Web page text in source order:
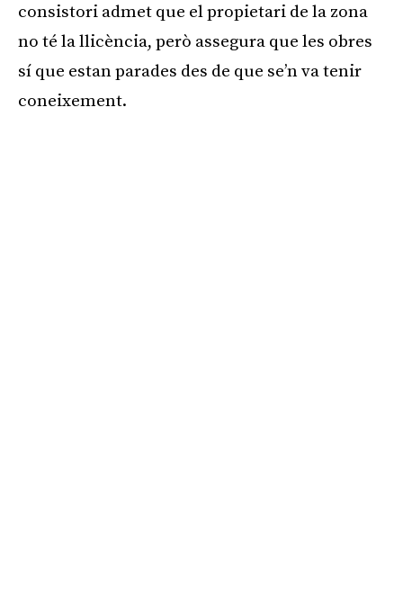
consistori admet que el propietari de la zona
no té la llicència, però assegura que les obres
sí que estan parades des de que se’n va tenir
coneixement.